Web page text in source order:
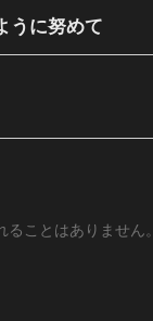
うに努めて
ことはありません。